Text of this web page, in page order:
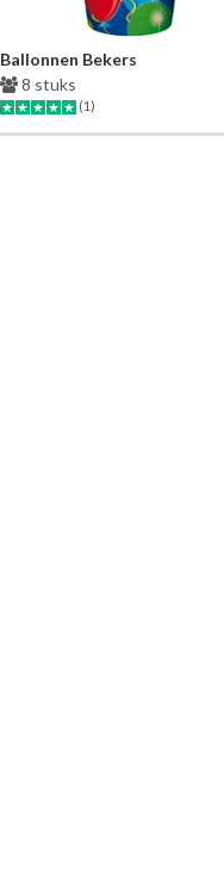
Ballonnen Bekers
8 stuks
(1)